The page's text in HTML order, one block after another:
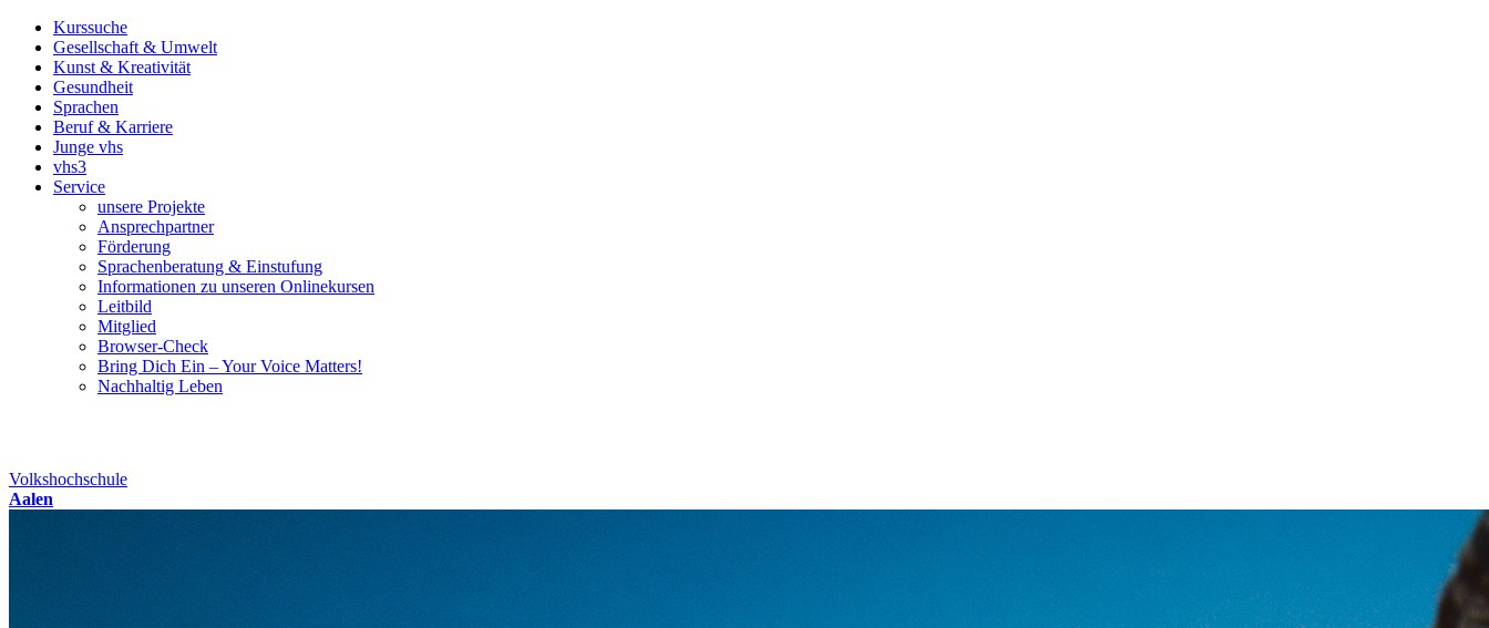
Kurssuche
Gesellschaft & Umwelt
Kunst & Kreativität
Gesundheit
Sprachen
Beruf & Karriere
Junge vhs
vhs3
Service
unsere Projekte
Ansprechpartner
Förderung
Sprachenberatung & Einstufung
Informationen zu unseren Onlinekursen
Leitbild
Mitglied
Browser-Check
Bring Dich Ein – Your Voice Matters!
Nachhaltig Leben
Volkshochschule
Aalen